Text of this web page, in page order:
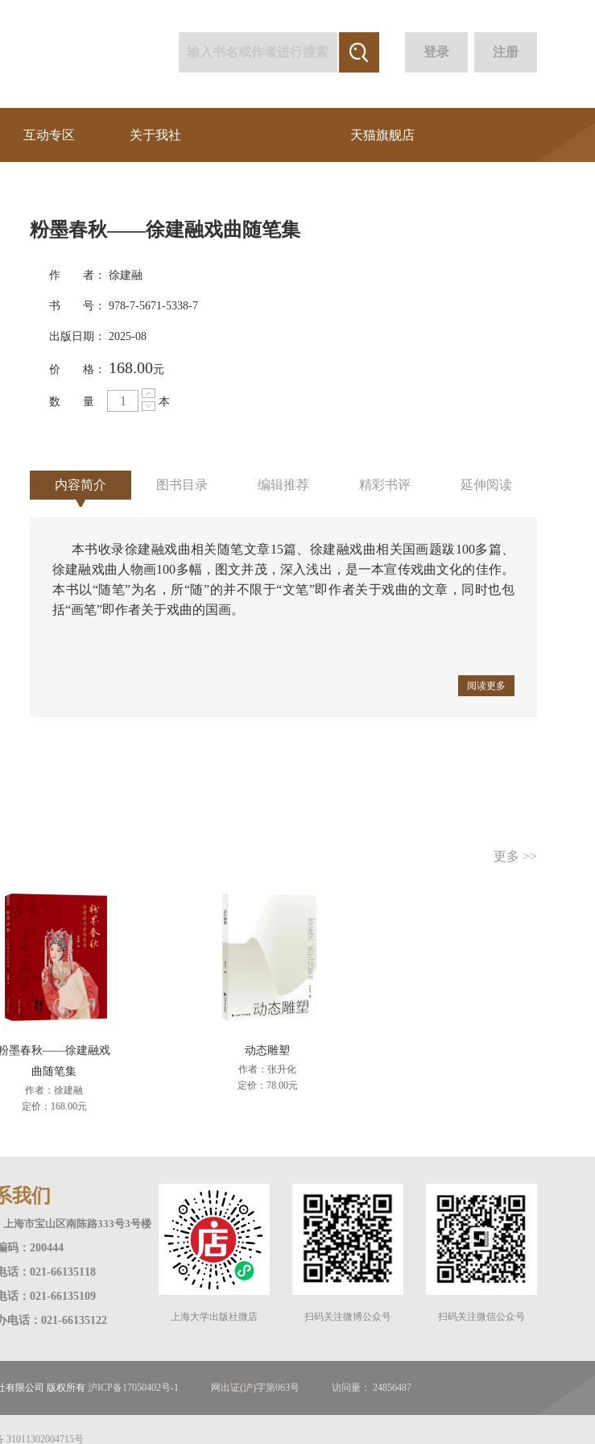
注册
登录
互动专区 关于我社 天猫旗舰店
粉墨春秋——徐建融戏曲随笔集
作 者： 徐建融
书 号： 978-7-5671-5338-7
出版日期： 2025-08
价 格： 168.00元
数 量 本
内容简介 图书目录 编辑推荐 精彩书评 延伸阅读
本书收录徐建融戏曲相关随笔文章15篇、徐建融戏曲相关国画题跋100多篇、
徐建融戏曲人物画100多幅，图文并茂，深入浅出，是一本宣传戏曲文化的佳作。
本书以“随笔”为名，所“随”的并不限于“文笔”即作者关于戏曲的文章，同时也包
括“画笔”即作者关于戏曲的国画。
阅读更多
更多 >>
墨春秋——徐建融戏
曲随笔集
作者：徐建融
定价：168.00元
动态雕塑
作者：张升化
定价：78.00元
我们
上海市宝山区南陈路333号3号楼
码：200444
话：021-66135118
话：021-66135109
电话：021-66135122
上海大学出版社微店 扫码关注微博公众号 扫码关注微信公众号
有限公司 版权所有 沪ICP备17050402号-1 网出证(沪)字第063号 访问量： 24856487
31011302004715号